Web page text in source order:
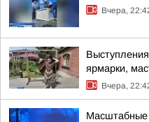
Вчера,
ярмарки,
Вчера,
Масштабные